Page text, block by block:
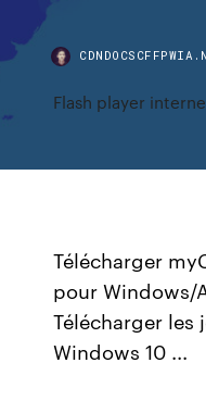
Flash player
Télécharger
pour Windows/
Télécharger les
Windows 10 ...